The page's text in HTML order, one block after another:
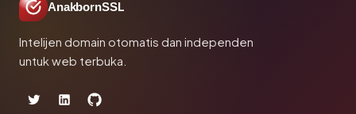
AnakbornSSL
Intelijen domain otomatis dan independen
untuk web terbuka.